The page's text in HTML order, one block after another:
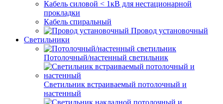
Кабель силовой < 1кВ для нестационарной
прокладки
Кабель спиральный
Провод установочный
Светильники
Потолочный/настенный светильник
Светильник встраиваемый потолочный и
настенный